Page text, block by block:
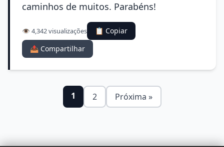
caminhos de muitos. Parabéns!
👁️ 4,342 visualizações
📋 Copiar
📤 Compartilhar
1 2 Próxima »